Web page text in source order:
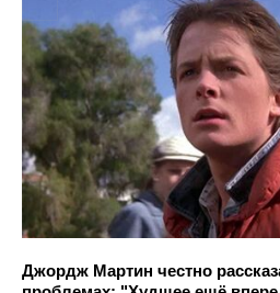
Джордж Мартин честно